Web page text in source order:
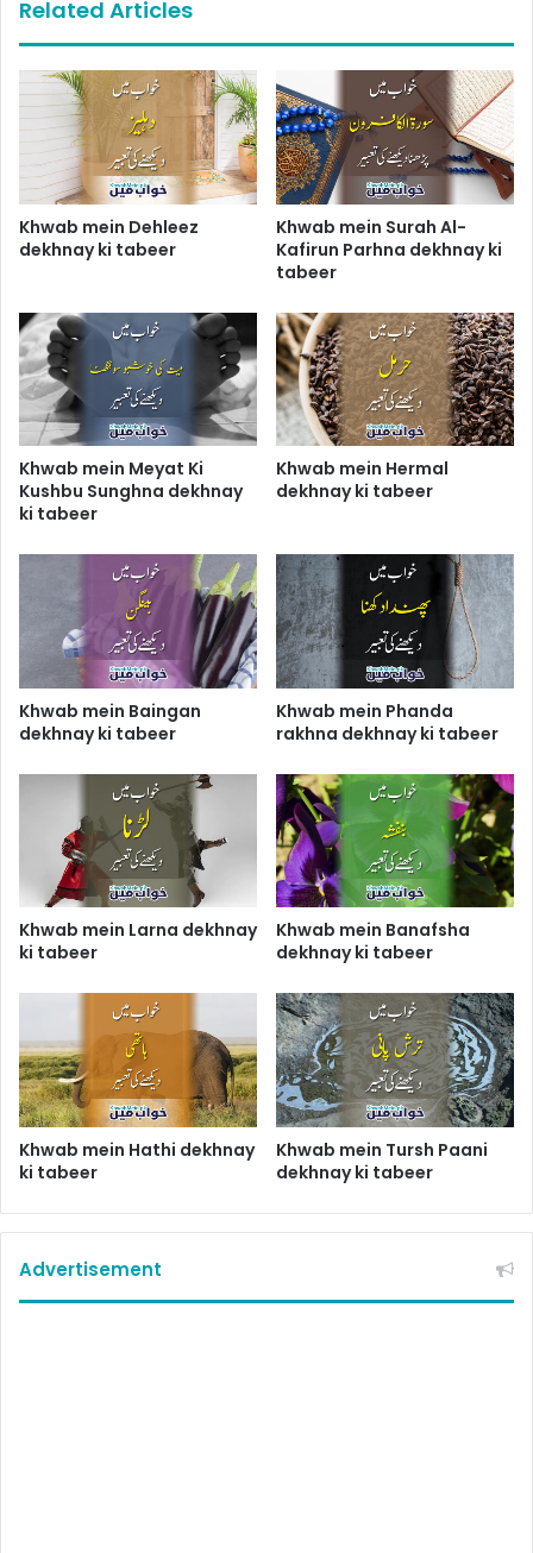
Related Articles
Khwab mein Dehleez
dekhnay ki tabeer
Khwab mein Surah Al-
Kafirun Parhna dekhnay ki
tabeer
Khwab mein Meyat Ki
Kushbu Sunghna dekhnay
ki tabeer
Khwab mein Hermal
dekhnay ki tabeer
Khwab mein Baingan
dekhnay ki tabeer
Khwab mein Phanda
rakhna dekhnay ki tabeer
Khwab mein Larna dekhnay
ki tabeer
Khwab mein Banafsha
dekhnay ki tabeer
Khwab mein Hathi dekhnay
ki tabeer
Khwab mein Tursh Paani
dekhnay ki tabeer
Advertisement